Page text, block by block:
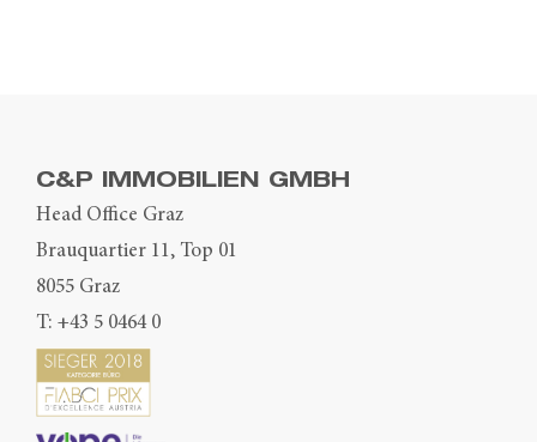
C&P IMMOBILIEN GMBH
Head Office Graz
Brauquartier 11, Top 01
8055 Graz
T: +43 5 0464 0